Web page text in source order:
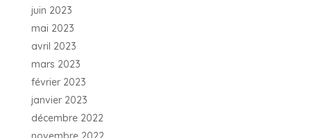
juin 2023
mai 2023
avril 2023
mars 2023
février 2023
janvier 2023
décembre 2022